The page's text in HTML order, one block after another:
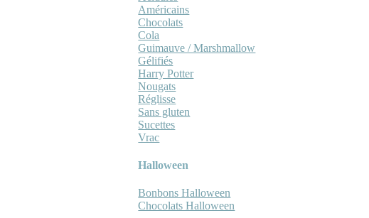
Américains
Chocolats
Cola
Guimauve / Marshmallow
Gélifiés
Harry Potter
Nougats
Réglisse
Sans gluten
Sucettes
Vrac
Halloween
Bonbons Halloween
Chocolats Halloween